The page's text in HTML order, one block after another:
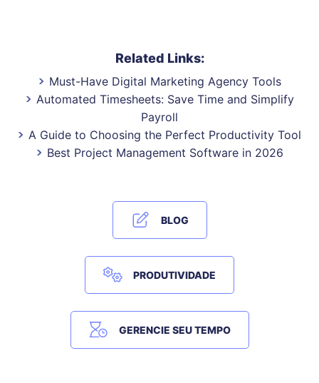
Related Links:
Must-Have Digital Marketing Agency Tools
Automated Timesheets: Save Time and Simplify
Payroll
A Guide to Choosing the Perfect Productivity Tool
Best Project Management Software in 2026
BLOG
PRODUTIVIDADE
GERENCIE SEU TEMPO